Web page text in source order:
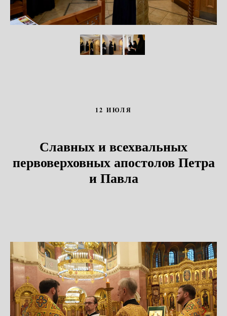
12 ИЮЛЯ
Славных и всехвальных
первоверховных апостолов Петра
и Павла